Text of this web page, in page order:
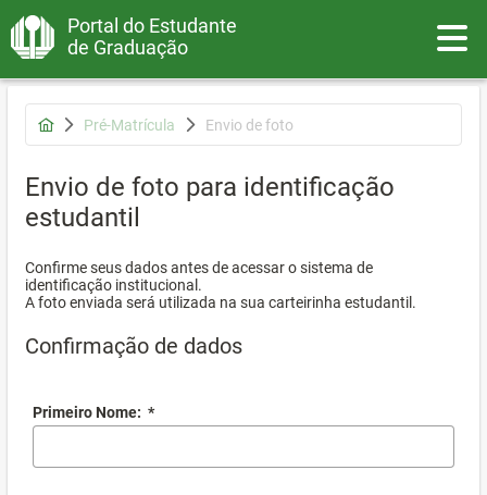
Portal do Estudante
de Graduação
Pré-Matrícula Envio de foto
Envio de foto para identificação
estudantil
Confirme seus dados antes de acessar o sistema de
identificação institucional.
A foto enviada será utilizada na sua carteirinha estudantil.
Confirmação de dados
Primeiro Nome: *